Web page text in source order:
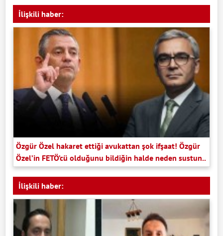
İlişkili haber:
Özgür Özel hakaret ettiği avukattan şok ifşaat! Özgür
Özel’in FETÖ’cü olduğunu bildiğin halde neden sustun..
İlişkili haber: